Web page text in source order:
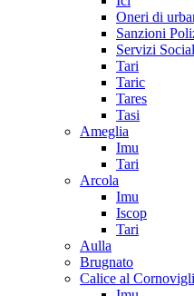
Oneri di
Sanzioni
Servizi
Tari
Taric
Tares
Tasi
Ameglia
Imu
Tari
Arcola
Imu
Iscop
Tari
Aulla
Brugnato
Calice al